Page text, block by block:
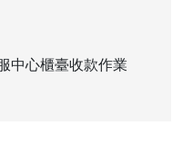
中心櫃臺收款作業